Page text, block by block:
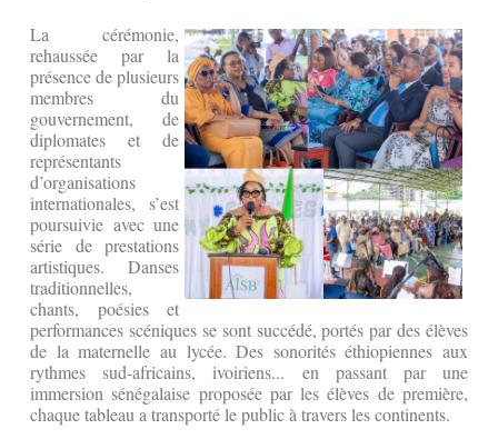
La cérémonie,
rehaussée par la
présence de plusieurs
membres du
gouvernement, de
diplomates et de
représentants
d’organisations
internationales, s’est
poursuivie avec une
série de prestations
artistiques. Danses
traditionnelles,
chants, poésies et
performances scéniques se sont succédé, portés par des élèves
de la maternelle au lycée. Des sonorités éthiopiennes aux
rythmes sud-africains, ivoiriens... en passant par une
immersion sénégalaise proposée par les élèves de première,
chaque tableau a transporté le public à travers les continents.